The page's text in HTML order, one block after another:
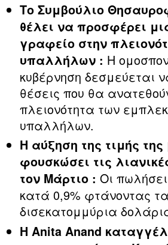
Το Συμβούλιο
θέλει να προσφέρει
γραφείο στην
υπαλλήλων : Η
κυβέρνηση δεσμεύεται
θέσεις που θα
πλειονότητα των
υπαλλήλων.
Η αύξηση της τιμής της
φουσκώσει τις
τον Μάρτιο : Οι
κατά 0,9% φτάνοντας
δισεκατομμύρια
Η Anita Anand